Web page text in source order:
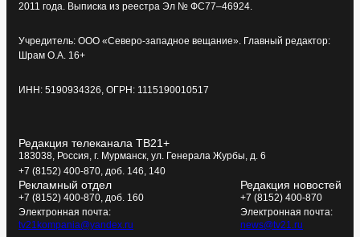
2011 года. Выписка из реестра Эл № ФС77–46924.
Учредитель: ООО «Северо-западное вещание». Главный редактор:
Шрам О.А. 16+
ИНН: 5190934326, ОГРН: 1115190010517
Редакция телеканала ТВ21+
183038, Россия, г. Мурманск, ул. Генерала Журбы, д. 6
+7 (8152) 400-870, доб. 146, 140
Рекламный отдел
+7 (8152) 400-870, доб. 160
Электронная почта:
tv21kompania@yandex.ru
Редакция новостей
+7 (8152) 400-870
Электронная почта:
news@tv21.ru